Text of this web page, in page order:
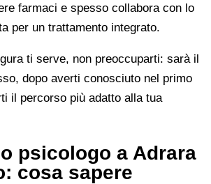
farmaci e spesso collabora con lo
per un trattamento integrato.
ti serve, non preoccuparti: sarà il
dopo averti conosciuto nel primo
il percorso più adatto alla tua
psicologo a Adrara
cosa sapere